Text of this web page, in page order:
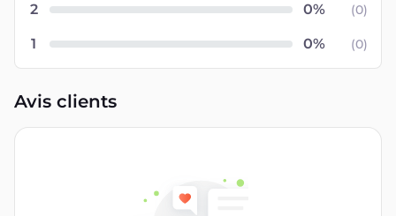
2 (0)
1 (0)
Avis clients